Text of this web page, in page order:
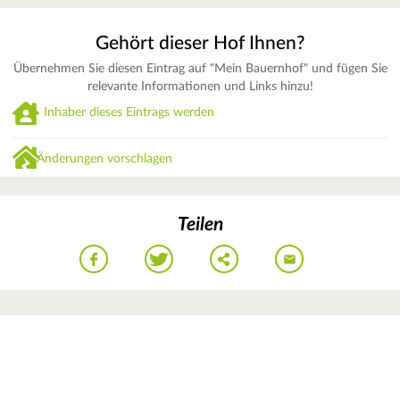
Gehört dieser Hof Ihnen?
Übernehmen Sie diesen Eintrag auf "Mein Bauernhof" und fügen Sie
relevante Informationen und Links hinzu!
Inhaber dieses Eintrags werden
Änderungen vorschlagen
Teilen